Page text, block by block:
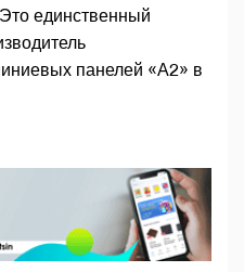
единственный
панелей «А2» в